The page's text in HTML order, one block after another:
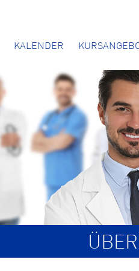
KALENDER